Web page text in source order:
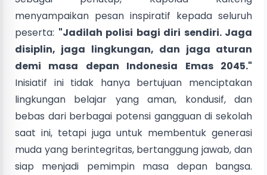
menyampaikan pesan inspiratif kepada seluruh
peserta: "Jadilah polisi bagi diri sendiri. Jaga
disiplin, jaga lingkungan, dan jaga aturan
demi masa depan Indonesia Emas 2045."
Inisiatif ini tidak hanya bertujuan menciptakan
lingkungan belajar yang aman, kondusif, dan
bebas dari berbagai potensi gangguan di sekolah
saat ini, tetapi juga untuk membentuk generasi
muda yang berintegritas, bertanggung jawab, dan
siap menjadi pemimpin masa depan bangsa.